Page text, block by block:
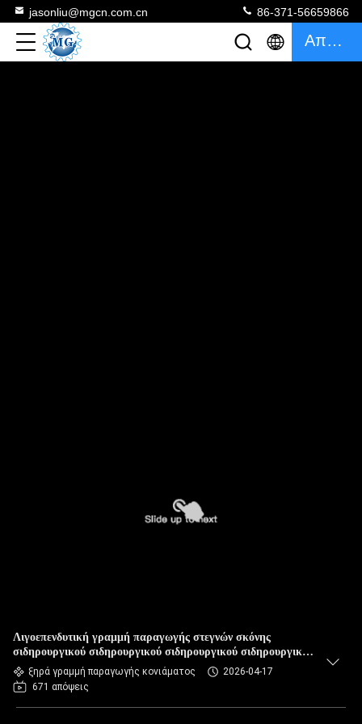
jasonliu@mgcn.com.cn 86-371-56659866
Απόσπασμα
Λιγοεπενδυτική γραμμή παραγωγής στεγνών σκόνης
σιδηρουργικού σιδηρουργικού σιδηρουργικού σιδηρουργικού
σιδηρουργικού σιδηρουργικού σιδηρουργικού σιδηρουργικού
σιδηρουργικού σιδηρουργικού σιδηρουργικού σιδηρουργικού
σιδηρουργικού σιδηρουργικού σιδηρουργικού σιδήρου
ξηρά γραμμή παραγωγής κονιάματος
2026-04-17
671 απόψεις